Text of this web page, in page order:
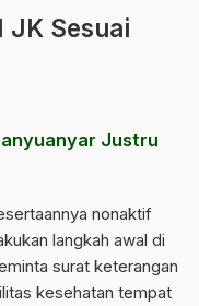
JK Sesuai
Justru
nonaktif
langkah awal di
surat keterangan
kesehatan tempat